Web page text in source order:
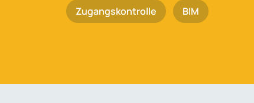
Zugangskontrolle BIM